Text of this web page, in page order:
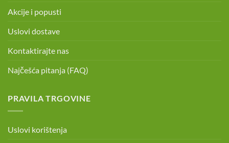
Akcije i popusti
Uslovi dostave
Kontaktirajte nas
Najčešća pitanja (FAQ)
PRAVILA TRGOVINE
Uslovi korištenja